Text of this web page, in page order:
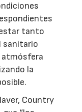
tanto
sanitario
atmósfera
la
Country